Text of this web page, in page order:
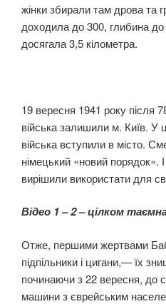
жінки збирали там дрова та
доходила до 300, глибина до
досягала 3,5 кілометра.
19 вересня 1941 року після
війська залишили м. Київ. У
війська вступили в місто.
німецький «новий
вирішили використати для
Відео 1 – 2 – цілком
Отже, першими жертвами
підпільники і цига­ни,— їх
починаючи з 22 вересня, до
машини з єврейським